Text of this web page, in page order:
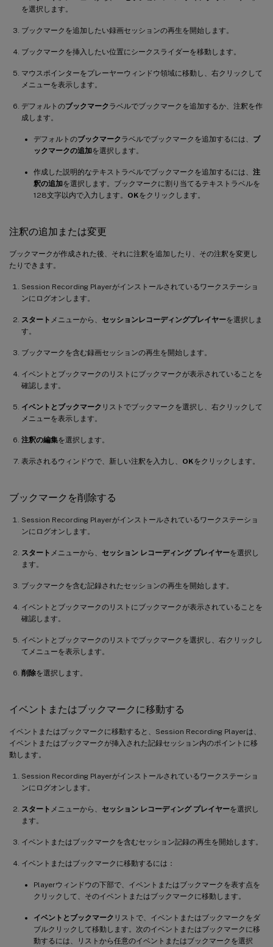
を選択します。
ブックマークを追加したい録画セッションの再生を開始します。
ブックマークを挿入したい位置にシークスライダーを移動します。
マウスポインターをプレーヤーウィンドウ領域に移動し、右クリックして
メニューを表示します。
デフォルトのブックマークラベルでブックマークを追加するか、注釈を作
成します。
デフォルトのブックマークラベルでブックマークを追加するには、 ブ
ックマークの追加を選択します。
作成した説明的なテキストラベルでブックマークを追加するには、 注
釈の追加を選択します。ブックマークに割り当てるテキストラベルを
128文字以内で入力します。 OKをクリックします。
注釈の追加または変更
ブックマークが作成された後、それに注釈を追加したり、その注釈を変更し
たりできます。
Session Recording Playerがインストールされているワークステーショ
ンにログオンします。
スタート メニューから、 セッションレコーディングプレイヤーを選択しま
す。
ブックマークを含む録画セッションの再生を開始します。
イベントとブックマークのリストにブックマークが表示されていることを
確認します。
イベントとブックマーク リストでブックマークを選択し、右クリックして
メニューを表示します。
注釈の編集を選択します。
表示されるウィンドウで、新しい注釈を入力し、 OKをクリックします。
ブックマークを削除する
Session Recording Playerがインストールされているワークステーショ
ンにログオンします。
スタート メニューから、 セッション レコーディング プレイヤーを選択し
ます。
ブックマークを含む記録されたセッションの再生を開始します。
イベントとブックマークのリストにブックマークが表示されていることを
確認します。
イベントとブックマークのリストでブックマークを選択し、右クリックし
てメニューを表示します。
削除を選択します。
イベントまたはブックマークに移動する
イベントまたはブックマークに移動すると、Session Recording Playerは、
イベントまたはブックマークが挿入された記録セッション内のポイントに移
動します。
Session Recording Playerがインストールされているワークステーショ
ンにログオンします。
スタート メニューから、 セッション レコーディング プレイヤーを選択し
ます。
イベントまたはブックマークを含むセッション記録の再生を開始します。
イベントまたはブックマークに移動するには：
Playerウィンドウの下部で、イベントまたはブックマークを表す点を
クリックして、そのイベントまたはブックマークに移動します。
イベントとブックマーク リストで、イベントまたはブックマークをダ
ブルクリックして移動します。次のイベントまたはブックマークに移
動するには、リストから任意のイベントまたはブックマークを選択